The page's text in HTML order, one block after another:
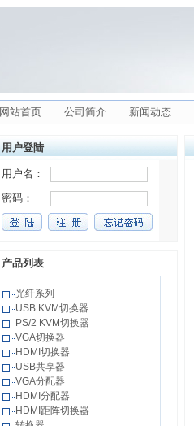
网站首页 公司简介 新闻动态
用户登陆
产品列表
光纤系列
USB KVM切换器
PS/2 KVM切换器
VGA切换器
HDMI切换器
USB共享器
VGA分配器
HDMI分配器
HDMI距阵切换器